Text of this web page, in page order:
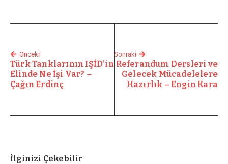
Önceki
Türk Tanklarının IŞİD’in
Elinde Ne İşi Var? –
Çağın Erdinç
Sonraki
Referandum Dersleri ve
Gelecek Mücadelelere
Hazırlık – Engin Kara
İlginizi Çekebilir